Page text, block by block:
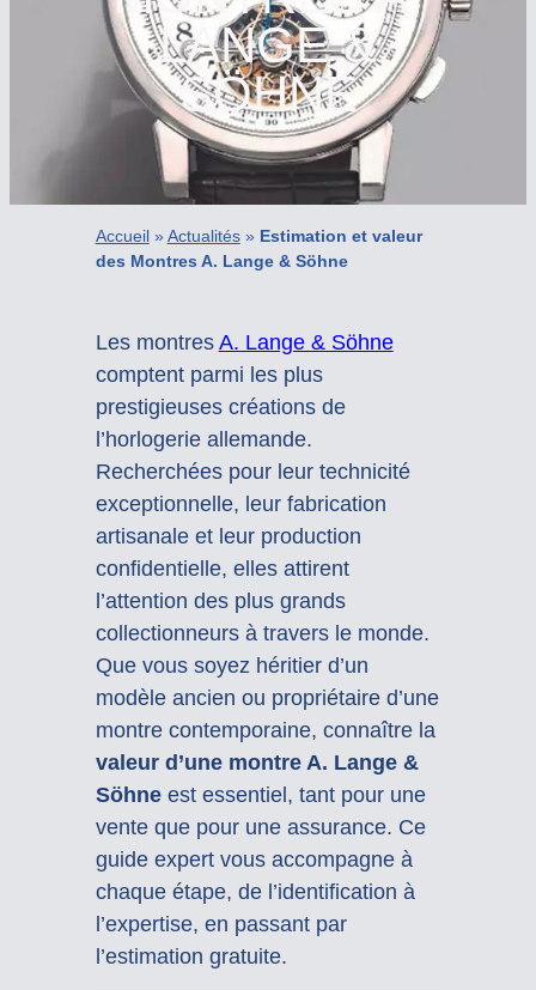
LANGE &
SÖHNE
Accueil»Actualités» Estimation et valeur
des Montres A. Lange & Söhne
Les montres A. Lange & Söhne
comptent parmi les plus
prestigieuses créations de
l’horlogerie allemande.
Recherchées pour leur technicité
exceptionnelle, leur fabrication
artisanale et leur production
confidentielle, elles attirent
l’attention des plus grands
collectionneurs à travers le monde.
Que vous soyez héritier d’un
modèle ancien ou propriétaire d’une
montre contemporaine, connaître la
valeur d’une montre A. Lange &
Söhneest essentiel, tant pour une
vente que pour une assurance. Ce
guide expert vous accompagne à
chaque étape, de l’identification à
l’expertise, en passant par
l’estimation gratuite.